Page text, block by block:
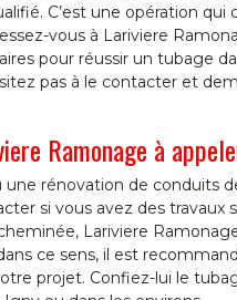
C’est une opération
vous à Lariviere
pour réussir un tubage
pas à le contacter et
Ramonage à
rénovation de conduits
si vous avez des travaux
Lariviere
ce sens, il est
projet. Confiez-lui le